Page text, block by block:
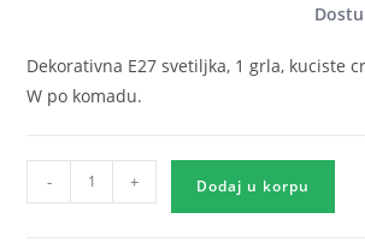
Dekorativna E27 svetiljka, 1 grla, kuciste
W po komadu.
Plafonjera
kupola
E27
- + Dodaj u korpu